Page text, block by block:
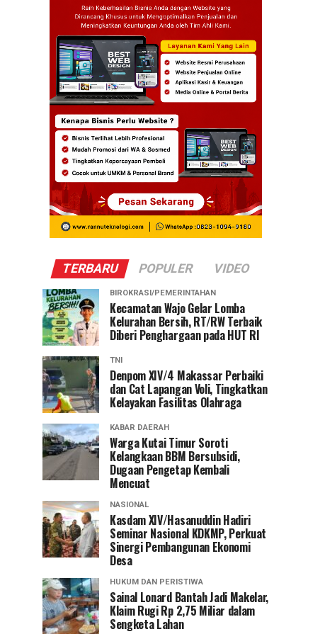
TERBARU POPULER VIDEO
BIROKRASI/PEMERINTAHAN
Kecamatan Wajo Gelar Lomba
Kelurahan Bersih, RT/RW Terbaik
Diberi Penghargaan pada HUT RI
TNI
Denpom XIV/4 Makassar Perbaiki
dan Cat Lapangan Voli, Tingkatkan
Kelayakan Fasilitas Olahraga
KABAR DAERAH
Warga Kutai Timur Soroti
Kelangkaan BBM Bersubsidi,
Dugaan Pengetap Kembali
Mencuat
NASIONAL
Kasdam XIV/Hasanuddin Hadiri
Seminar Nasional KDKMP, Perkuat
Sinergi Pembangunan Ekonomi
Desa
HUKUM DAN PERISTIWA
Sainal Lonard Bantah Jadi Makelar,
Klaim Rugi Rp 2,75 Miliar dalam
Sengketa Lahan